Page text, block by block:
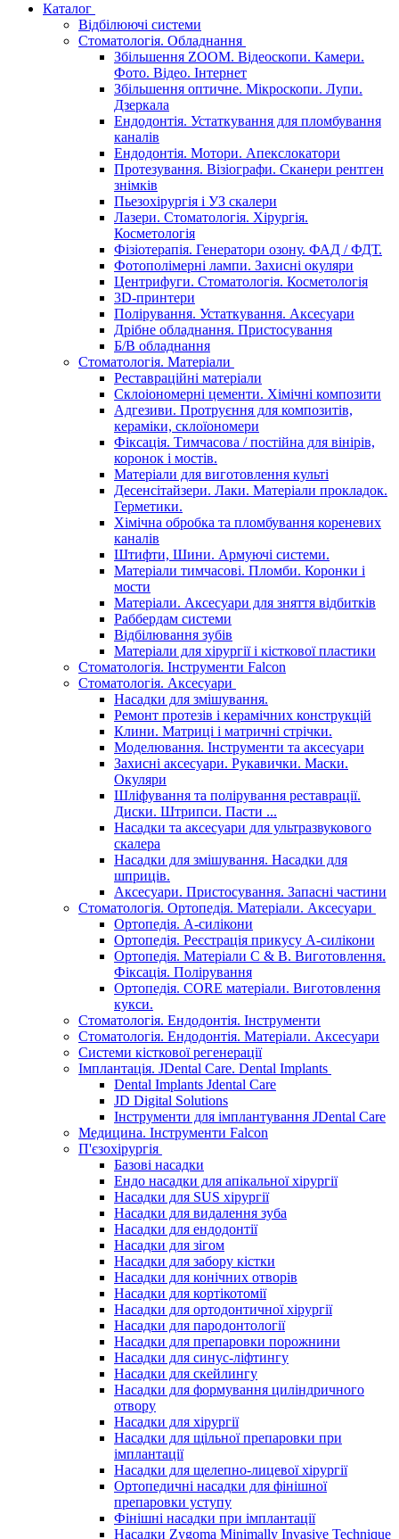
Каталог
Відбілюючі системи
Стоматологія. Обладнання
Збільшення ZOOM. Відеоскопи. Камери.
Фото. Відео. Інтернет
Збільшення оптичне. Мікроскопи. Лупи.
Дзеркала
Ендодонтія. Устаткування для пломбування
каналів
Ендодонтія. Мотори. Апекслокатори
Протезування. Візіографи. Сканери рентген
знімків
Пьезохірургія і УЗ cкалери
Лазери. Стоматологія. Хірургія.
Косметологія
Фізіотерапія. Генератори озону. ФАД / ФДТ.
Фотополімерні лампи. Захисні окуляри
Центрифуги. Стоматологія. Косметологія
3D-принтери
Полірування. Устаткування. Аксесуари
Дрібне обладнання. Пристосування
Б/В обладнання
Стоматологія. Матеріали
Реставраційні матеріали
Склоіономерні цементи. Хімічні композити
Адгезиви. Протруєння для композитів,
кераміки, склоїономери
Фіксація. Тимчасова / постійна для вінірів,
коронок і мостів.
Матеріали для виготовлення культі
Десенсітайзери. Лаки. Матеріали прокладок.
Герметики.
Хімічна обробка та пломбування кореневих
каналів
Штифти, Шини. Армуючі системи.
Матеріали тимчасові. Пломби. Коронки і
мости
Матеріали. Аксесуари для зняття відбитків
Раббердам системи
Відбілювання зубів
Матеріали для хірургії і кісткової пластики
Стоматологія. Інструменти Falcon
Стоматологія. Аксесуари
Насадки для змішування.
Ремонт протезів і керамічних конструкцій
Клини. Матриці і матричні стрічки.
Моделювання. Інструменти та аксесуари
Захисні аксесуари. Рукавички. Маски.
Окуляри
Шліфування та полірування реставрації.
Диски. Штрипси. Пасти ...
Насадки та аксесуари для ультразвукового
скалера
Насадки для змішування. Насадки для
шприців.
Аксесуари. Пристосування. Запасні частини
Стоматологія. Ортопедія. Матеріали. Аксесуари
Ортопедія. А-силікони
Ортопедія. Реєстрація прикусу А-силікони
Ортопедія. Матеріали C & B. Виготовлення.
Фіксація. Полірування
Ортопедія. CORE матеріали. Виготовлення
кукси.
Стоматологія. Ендодонтія. Інструменти
Стоматологія. Ендодонтія. Матеріали. Аксесуари
Системи кісткової регенерації
Імплантація. JDental Care. Dental Implants
Dental Implants Jdental Care
JD Digital Solutions
Інструменти для імплантування JDental Care
Медицина. Інструменти Falcon
П'єзохірургія
Базові насадки
Ендо насадки для апікальної хірургії
Насадки для SUS хірургії
Насадки для видалення зуба
Насадки для ендодонтії
Насадки для зігом
Насадки для забору кістки
Насадки для конічних отворів
Насадки для кортікотомії
Насадки для ортодонтичної хірургії
Насадки для пародонтології
Насадки для препаровки порожнини
Насадки для синус-ліфтингу
Насадки для скейлингу
Насадки для формування циліндричного
отвору
Насадки для хірургії
Насадки для щільної препаровки при
імплантації
Насадки для щелепно-лицевої хірургії
Ортопедичні насадки для фінішної
препаровки уступу
Фінішні насадки при імплантації
Насадки Zygoma Minimally Invasive Technique